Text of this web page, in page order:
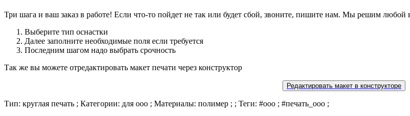
Три шага и ваш заказ в работе! Если что-то пойдет не так или будет сбой, звоните, пишите нам. Мы решим любой
Выберите тип оснастки
Далее заполните необходимые поля если требуется
Последним шагом надо выбрать срочность
Так же вы можете отредактировать макет печати через конструктор
Редактировать макет в конструкторе
Тип: круглая печать ; Категории: для ооо ; Материалы: полимер ; ; Теги: #ооо ; #печать_ооо ;